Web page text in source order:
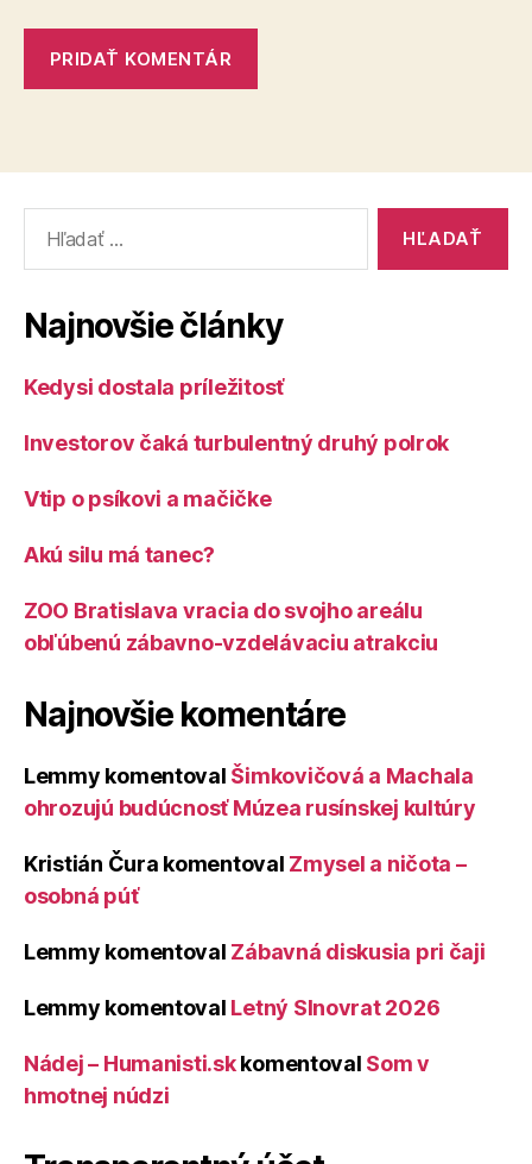
Najnovšie články
Kedysi dostala príležitosť
Investorov čaká turbulentný druhý polrok
Vtip o psíkovi a mačičke
Akú silu má tanec?
ZOO Bratislava vracia do svojho areálu
obľúbenú zábavno-vzdelávaciu atrakciu
Najnovšie komentáre
Lemmy komentoval Šimkovičová a Machala
ohrozujú budúcnosť Múzea rusínskej kultúry
Kristián Čura komentoval Zmysel a ničota –
osobná púť
Lemmy komentoval Zábavná diskusia pri čaji
Lemmy komentoval Letný Slnovrat 2026
Nádej – Humanisti.skkomentoval Som v
hmotnej núdzi